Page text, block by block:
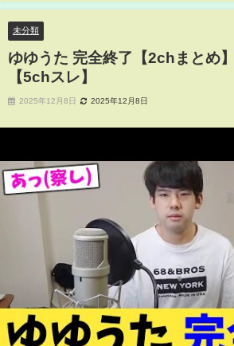
未分類
ゆゆうた 完全終了【2chまとめ
【5chスレ】
2025年12月8日 2025年12月8日